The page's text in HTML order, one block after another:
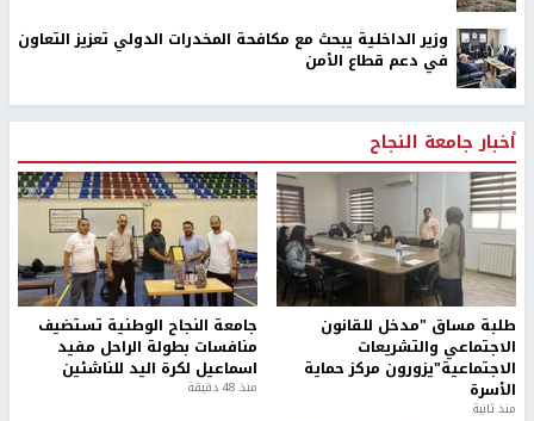
وزير الداخلية يبحث مع مكافحة المخدرات الدولي تعزيز التعاون
في دعم قطاع الأمن
أخبار جامعة النجاح
طلبة مساق "مدخل للقانون
الاجتماعي والتشريعات
الاجتماعية"يزورون مركز حماية
الأسرة
منذ ثانية
جامعة النجاح الوطنية تستضيف
منافسات بطولة الراحل مفيد
اسماعيل لكرة اليد للناشئين
منذ 48 دقيقة